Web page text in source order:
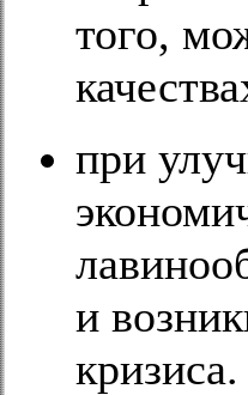
того,
при
и
кризиса.